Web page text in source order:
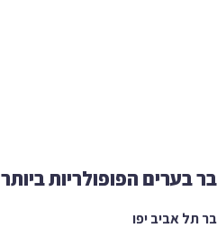
בר בערים הפופולריות ביותר
בר תל אביב יפו